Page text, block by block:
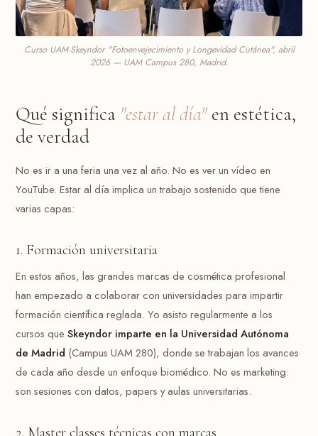
Curso UAM-Skeyndor "Fotoenvejecimiento y Longevidad Cutánea", abril
2026 — UAM Campus 280, Madrid.
Qué significa "estar al día" en estética,
de verdad
No es ir a una feria una vez al año. No es ver un vídeo en
YouTube. Estar al día implica un trabajo sostenido que tiene
varias capas:
1. Formación universitaria
En estos años, las grandes marcas de cosmética profesional
han empezado a colaborar con universidades para impartir
formación científica reglada. Yo asisto regularmente a los
cursos queSkeyndor imparte en la Universidad Autónoma
de Madrid (Campus UAM 280), donde se trabajan los avances
de cada año desde un enfoque biomédico. No es marketing:
son sesiones con datos, papers y aulas universitarias.